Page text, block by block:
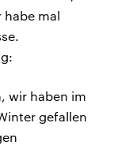
habe mal
wir haben im
gefallen